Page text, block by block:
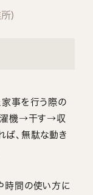
)
家事を行う際の
濯機→干す→収
ば、無駄な動き
時間の使い方に